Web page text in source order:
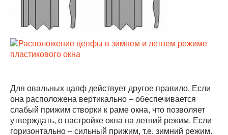
Для овальных цапф действует другое правило. Если
она расположена вертикально – обеспечивается
слабый прижим створки к раме окна, что позволяет
утверждать, о настройке окна на летний режим. Если
горизонтально – сильный прижим, т.е. зимний режим.